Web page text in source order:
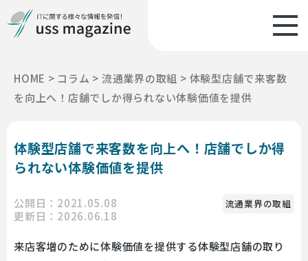
HOME > コラム > 流通業界の取組 > 体験型店舗で来客数
を向上へ！店舗でしか得られない体験価値を提供
体験型店舗で来客数を向上へ！店舗でしか得
られない体験価値を提供
公開日：2021.05.08
更新日：2026.06.18
流通業界の取組
来店客増のために体験価値を提供する体験型店舗の取り